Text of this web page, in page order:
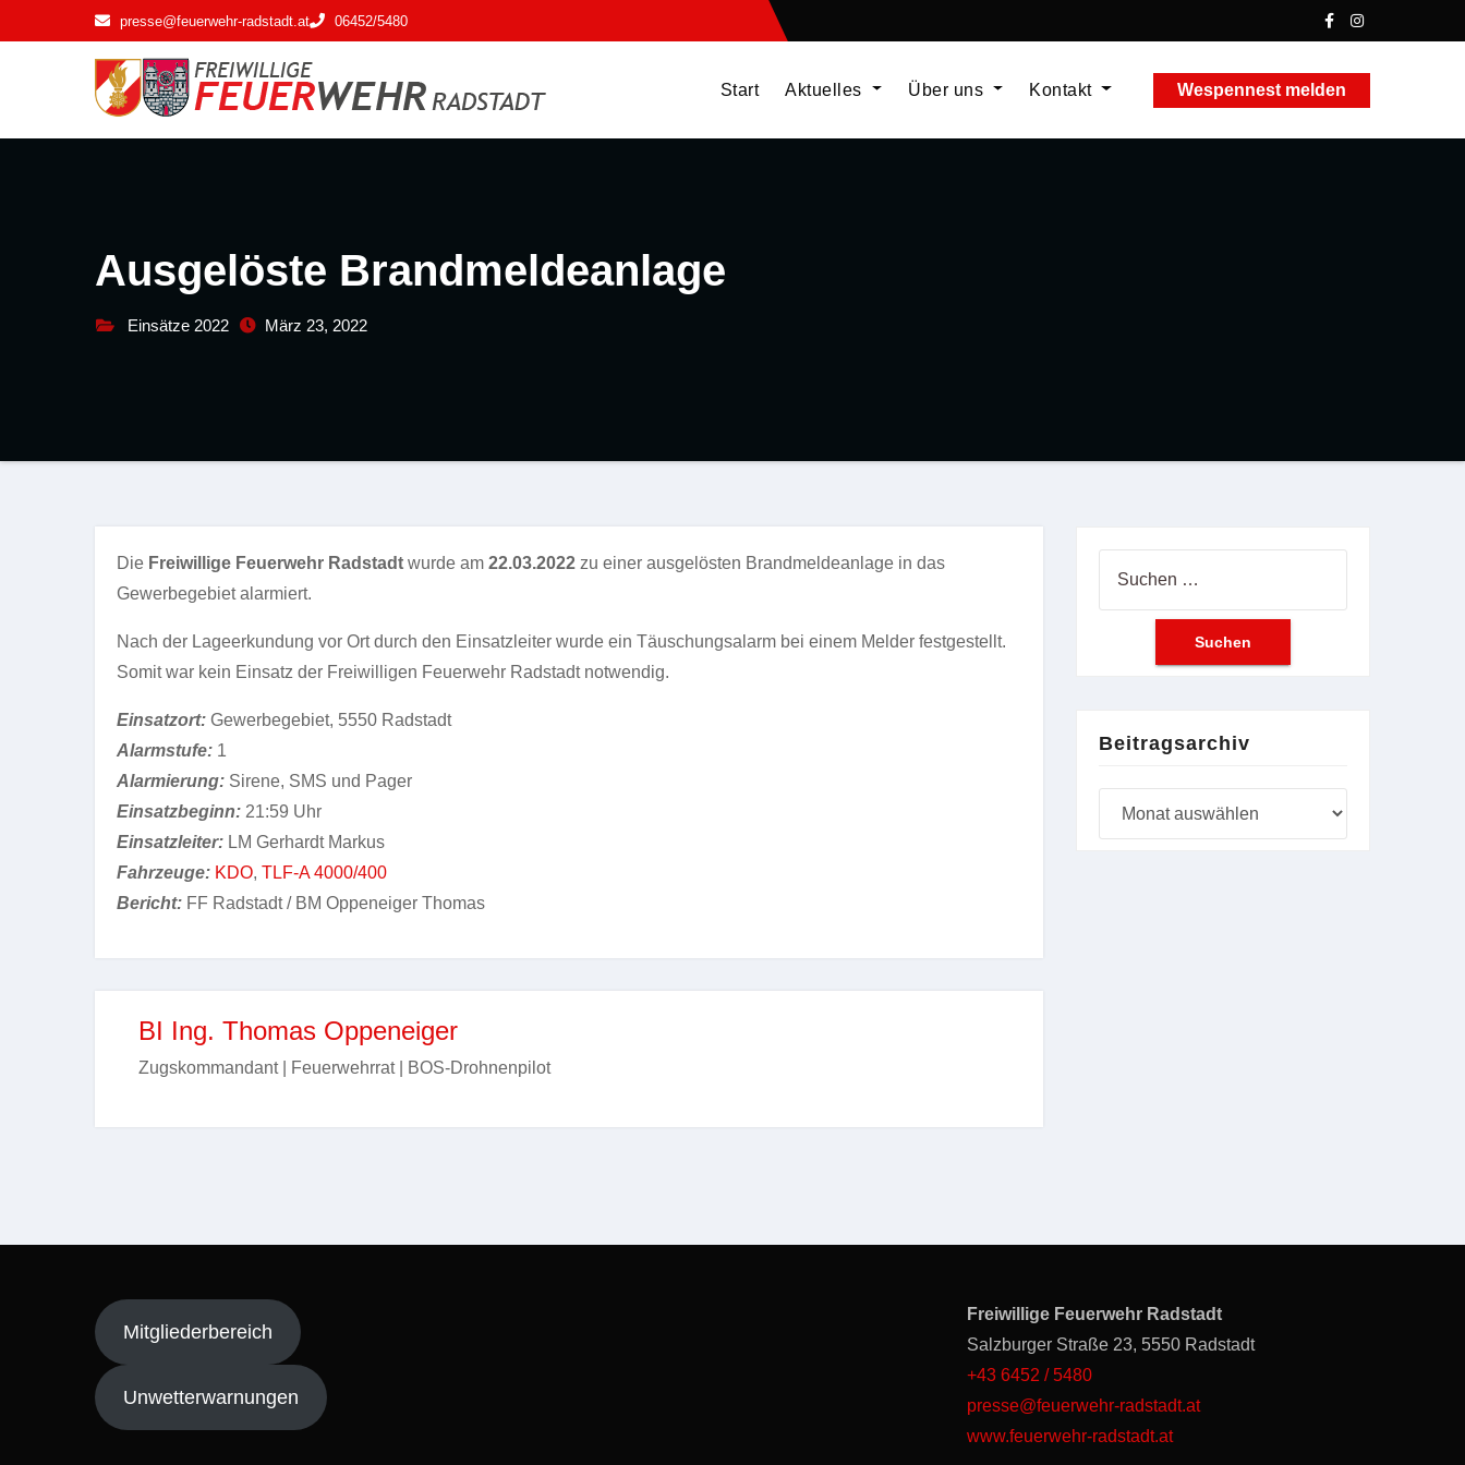
Inhalt
presse@feuerwehr-radstadt.at 06452/5480
Start Aktuelles Über uns Kontakt Wespennest melden
Ausgelöste Brandmeldeanlage
Einsätze 2022 März 23, 2022
Die Freiwillige Feuerwehr Radstadt wurde am 22.03.2022 zu einer ausgelösten Brandmeldeanlage in das
Gewerbegebiet alarmiert.
Nach der Lageerkundung vor Ort durch den Einsatzleiter wurde ein Täuschungsalarm bei einem Melder festgestellt.
Somit war kein Einsatz der Freiwilligen Feuerwehr Radstadt notwendig.
Einsatzort: Gewerbegebiet, 5550 Radstadt
Alarmstufe: 1
Alarmierung: Sirene, SMS und Pager
Einsatzbeginn: 21:59 Uhr
Einsatzleiter: LM Gerhardt Markus
Fahrzeuge: KDO, TLF-A 4000/400
Bericht: FF Radstadt / BM Oppeneiger Thomas
BI Ing. Thomas Oppeneiger
Zugskommandant | Feuerwehrrat | BOS-Drohnenpilot
Beitragsarchiv
Mitgliederbereich
Unwetterwarnungen
Freiwillige Feuerwehr Radstadt
Salzburger Straße 23, 5550 Radstadt
+43 6452 / 5480
presse@feuerwehr-radstadt.at
www.feuerwehr-radstadt.at